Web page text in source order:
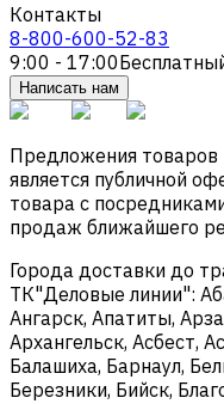
Контакты
8-800-600-52-83
9:00 - 17:00
Написать нам
Предложения товаров
является публичной
товара с
продаж ближайшего
Города доставки до
ТК"Деловые линии":
Ангарск, Апатиты,
Архангельск, Асбест,
Балашиха, Барнаул,
Березники, Бийск,